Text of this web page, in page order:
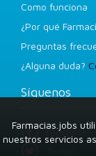
Como funciona
¿Por qué
Preguntas
¿Alguna duda?
Síguenos
Facebook
Farmacias.jobs
nuestros servicios